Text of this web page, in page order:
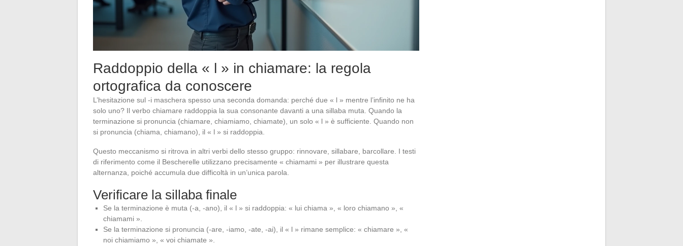
Raddoppio della « l » in chiamare: la regola
ortografica da conoscere
L’hesitazione sul -i maschera spesso una seconda domanda: perché due « l » mentre l’infinito ne ha
solo uno? Il verbo chiamare raddoppia la sua consonante davanti a una sillaba muta. Quando la
terminazione si pronuncia (chiamare, chiamiamo, chiamate), un solo « l » è sufficiente. Quando non
si pronuncia (chiama, chiamano), il « l » si raddoppia.
Questo meccanismo si ritrova in altri verbi dello stesso gruppo: rinnovare, sillabare, barcollare. I testi
di riferimento come il Bescherelle utilizzano precisamente « chiamami » per illustrare questa
alternanza, poiché accumula due difficoltà in un’unica parola.
Verificare la sillaba finale
Se la terminazione è muta (-a, -ano), il « l » si raddoppia: « lui chiama », « loro chiamano », «
chiamami ».
Se la terminazione si pronuncia (-are, -iamo, -ate, -ai), il « l » rimane semplice: « chiamare », «
noi chiamiamo », « voi chiamate ».